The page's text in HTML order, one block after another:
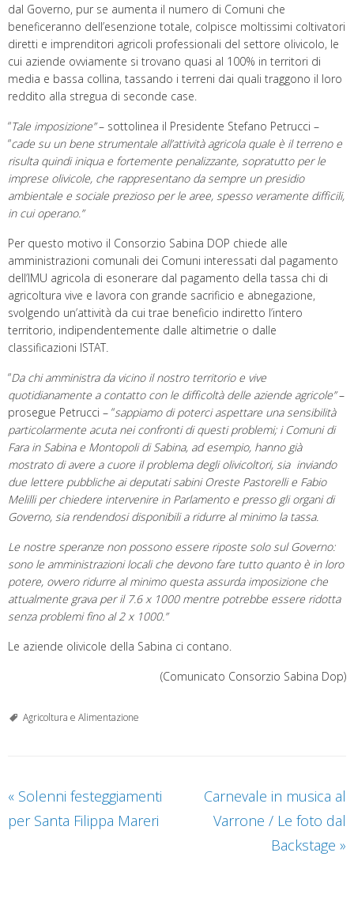
dal Governo, pur se aumenta il numero di Comuni che
beneficeranno dell’esenzione totale, colpisce moltissimi coltivatori
diretti e imprenditori agricoli professionali del settore olivicolo, le
cui aziende ovviamente si trovano quasi al 100% in territori di
media e bassa collina, tassando i terreni dai quali traggono il loro
reddito alla stregua di seconde case.
“Tale imposizione”– sottolinea il Presidente Stefano Petrucci –
“cade su un bene strumentale all’attività agricola quale è il terreno e
risulta quindi iniqua e fortemente penalizzante, sopratutto per le
imprese olivicole, che rappresentano da sempre un presidio
ambientale e sociale prezioso per le aree, spesso veramente difficili,
in cui operano.”
Per questo motivo il Consorzio Sabina DOP chiede alle
amministrazioni comunali dei Comuni interessati dal pagamento
dell’IMU agricola di esonerare dal pagamento della tassa chi di
agricoltura vive e lavora con grande sacrificio e abnegazione,
svolgendo un’attività da cui trae beneficio indiretto l’intero
territorio, indipendentemente dalle altimetrie o dalle
classificazioni ISTAT
“Da chi amministra da vicino il nostro territorio e vive
quotidianamente a contatto con le difficoltà delle aziende agricole”–
prosegue Petrucci – “sappiamo di poterci aspettare una sensibilità
particolarmente acuta nei confronti di questi problemi; i Comuni di
Fara in Sabina e Montopoli di Sabina, ad esempio, hanno già
mostrato di avere a cuore il problema degli olivicoltori, sia inviando
due lettere pubbliche ai deputati sabini Oreste Pastorelli e Fabio
Melilli per chiedere intervenire in Parlamento e presso gli organi di
Governo, sia rendendosi disponibili a ridurre al minimo la tassa.
Le nostre speranze non possono essere riposte solo sul Governo:
sono le amministrazioni locali che devono fare tutto quanto è in loro
potere, ovvero ridurre al minimo questa assurda imposizione che
attualmente grava per il 7.6 x 1000 mentre potrebbe essere ridotta
senza problemi fino al 2 x 1000.”
Le aziende olivicole della Sabina ci contano.
(Comunicato Consorzio Sabina Dop)
Agricoltura e Alimentazione
« Solenni festeggiamenti
per Santa Filippa Mareri
Carnevale in musica al
Varrone / Le foto dal
Backstage »